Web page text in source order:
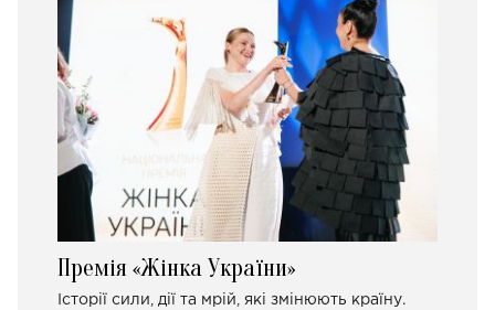
Премія «Жінка України»
Історії сили, дії та мрій, які змінюють країну.